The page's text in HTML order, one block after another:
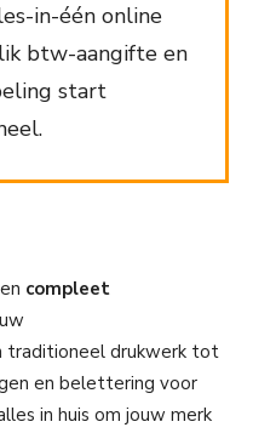
in-één online
btw-aangifte en
start
compleet
traditioneel drukwerk tot
en belettering voor
in huis om jouw merk